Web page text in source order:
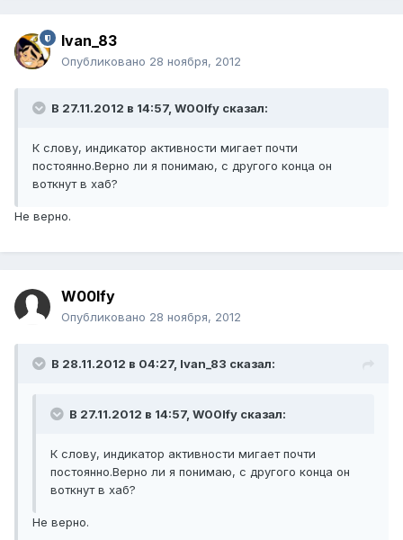
Ivan_83
Опубликовано 28 ноября, 2012
В 27.11.2012 в 14:57, W00lfy сказал:
К слову, индикатор активности мигает почти
постоянно.Верно ли я понимаю, с другого конца он
воткнут в хаб?
Не верно.
W00lfy
Опубликовано 28 ноября, 2012
В 28.11.2012 в 04:27, Ivan_83 сказал:
В 27.11.2012 в 14:57, W00lfy сказал:
К слову, индикатор активности мигает почти
постоянно.Верно ли я понимаю, с другого конца он
воткнут в хаб?
Не верно.